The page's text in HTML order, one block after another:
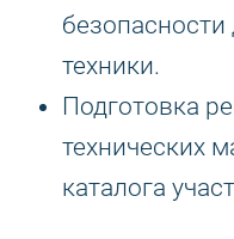
безопасности
техники.
Подготовка
технических
каталога